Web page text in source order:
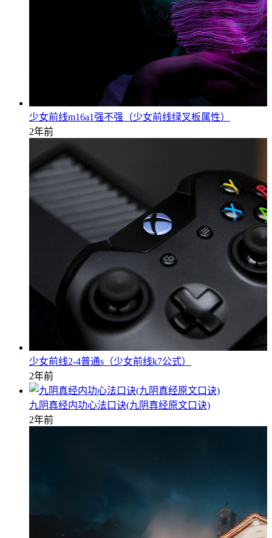
少女前线m16a1强不强（少女前线绿叉板属性）
2年前
少女前线2-4普通s（少女前线k7公式）
2年前
九阴真经内功心法口诀(九阴真经原文口诀)
2年前